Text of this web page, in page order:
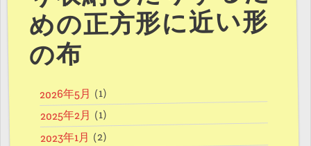
めの正方形に近い形
の布
2026年5月 (1)
2025年2月 (1)
2023年1月 (2)